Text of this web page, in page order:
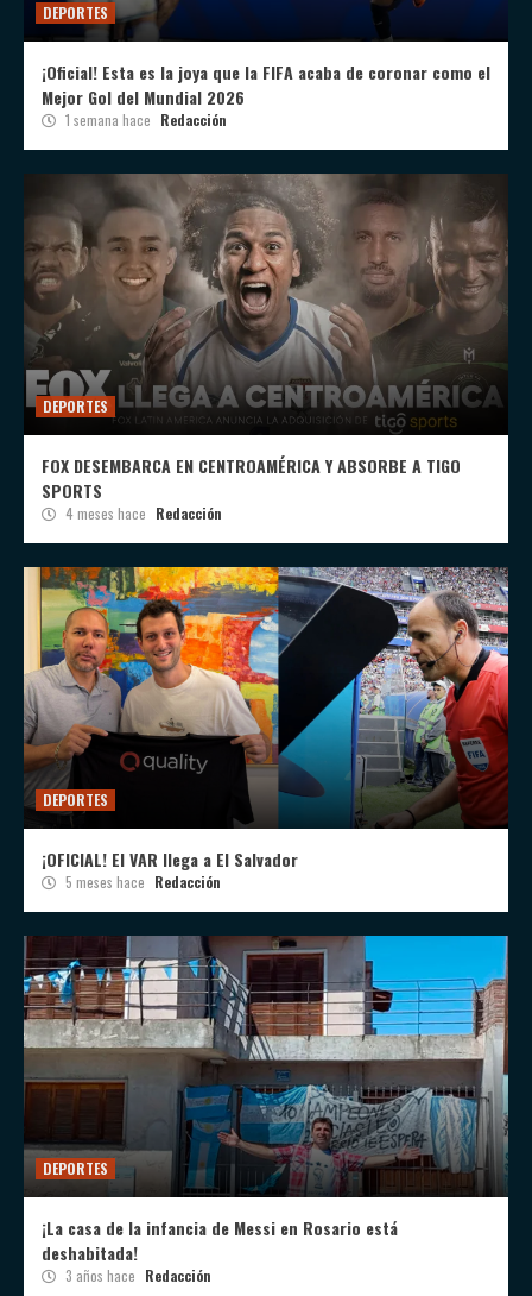
DEPORTES
¡Oficial! Esta es la joya que la FIFA acaba de coronar como el
Mejor Gol del Mundial 2026
1 semana hace Redacción
DEPORTES
FOX DESEMBARCA EN CENTROAMÉRICA Y ABSORBE A TIGO
SPORTS
4 meses hace Redacción
DEPORTES
¡OFICIAL! El VAR llega a El Salvador
5 meses hace Redacción
DEPORTES
¡La casa de la infancia de Messi en Rosario está
deshabitada!
3 años hace Redacción